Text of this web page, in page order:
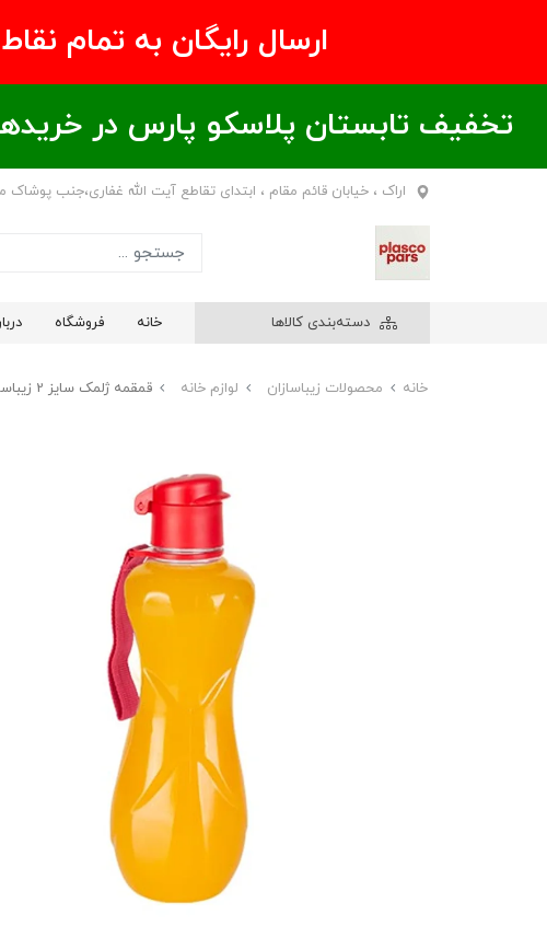
ارسال رایگان به تمام نقاط ایران
تخفیف تابستان پلاسکو پارس در خریدهای بالای ۶00 هزار تومان / خرید
اراک ، خیابان قائم مقام ، ابتدای تقاطع آیت الله غفاری،جنب پوشاک
دسته‌بندی کالاها خانه فروشگاه
خانه محصولات زیباسازان لوازم خانه قمقمه ژلمک سایز 2 زیباسازان